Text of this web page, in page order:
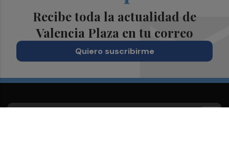
Recibe toda la actualidad de
Valencia Plaza en tu correo
Quiero suscribirme